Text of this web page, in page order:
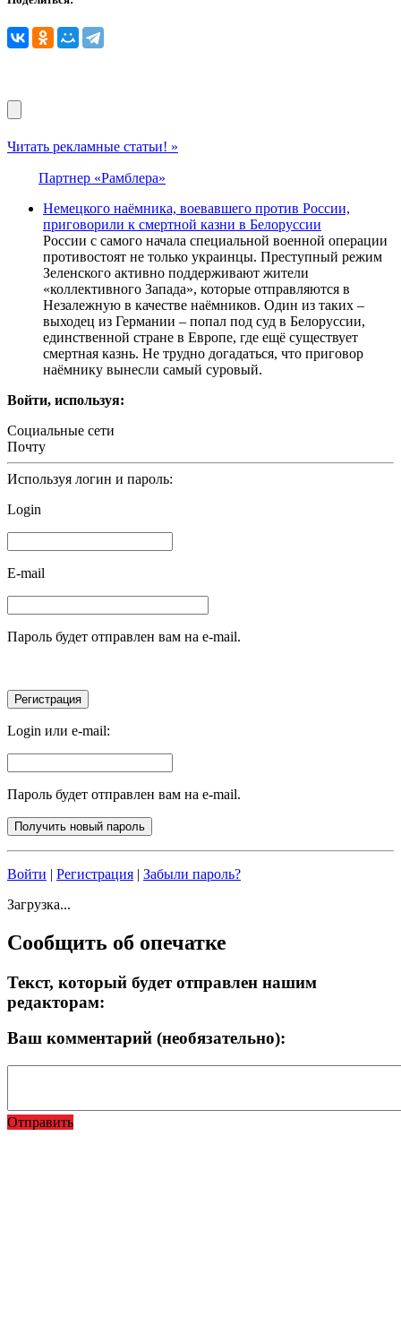
Читать рекламные статьи! »
Партнер «Рамблера»
Немецкого наёмника, воевавшего против России,
приговорили к смертной казни в Белоруссии
России с самого начала специальной военной операции
противостоят не только украинцы. Преступный режим
Зеленского активно поддерживают жители
«коллективного Запада», которые отправляются в
Незалежную в качестве наёмников. Один из таких –
выходец из Германии – попал под суд в Белоруссии,
единственной стране в Европе, где ещё существует
смертная казнь. Не трудно догадаться, что приговор
наёмнику вынесли самый суровый.
Войти, используя:
Социальные сети
Почту
Используя логин и пароль:
Login
E-mail
Пароль будет отправлен вам на e-mail.
Login или e-mail:
Пароль будет отправлен вам на e-mail.
Войти | Регистрация | Забыли пароль?
Загрузка...
Сообщить об опечатке
Текст, который будет отправлен нашим
редакторам:
Ваш комментарий (необязательно):
Отправить